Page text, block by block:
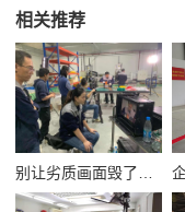
相关推荐